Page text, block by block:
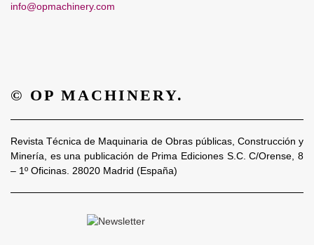
info@opmachinery.com
© OP MACHINERY.
Revista Técnica de Maquinaria de Obras públicas, Construcción y
Minería, es una publicación de Prima Ediciones S.C. C/Orense, 8
– 1º Oficinas. 28020 Madrid (España)